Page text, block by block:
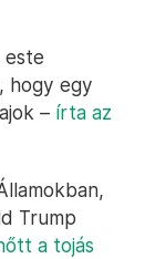
este
hogy egy
– írta az
Trump
a tojás